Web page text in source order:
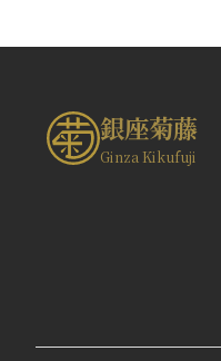
銀座菊藤
Ginza Kikufuji